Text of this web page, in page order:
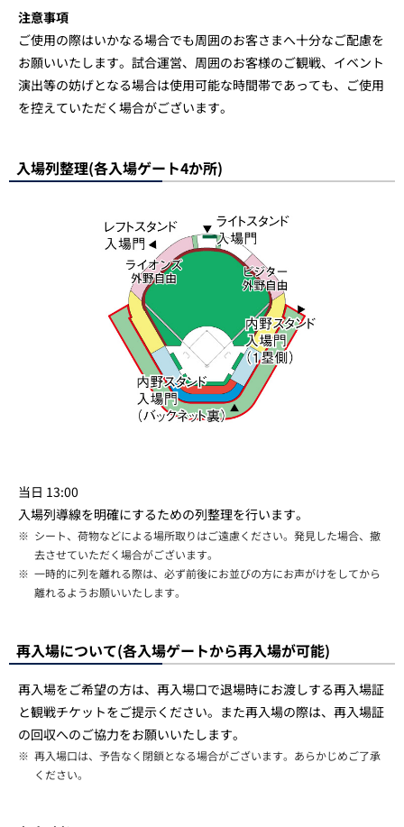
注意事項
ご使用の際はいかなる場合でも周囲のお客さまへ十分なご配慮を
お願いいたします。試合運営、周囲のお客様のご観戦、イベント
演出等の妨げとなる場合は使用可能な時間帯であっても、ご使用
を控えていただく場合がございます。
入場列整理(各入場ゲート4か所)
当日 13:00
入場列導線を明確にするための列整理を行います。
※ シート、荷物などによる場所取りはご遠慮ください。発見した場合、撤
去させていただく場合がございます。
※ 一時的に列を離れる際は、必ず前後にお並びの方にお声がけをしてから
離れるようお願いいたします。
再入場について(各入場ゲートから再入場が可能)
再入場をご希望の方は、再入場口で退場時にお渡しする再入場証
と観戦チケットをご提示ください。また再入場の際は、再入場証
の回収へのご協力をお願いいたします。
※ 再入場口は、予告なく閉鎖となる場合がございます。あらかじめご了承
ください。